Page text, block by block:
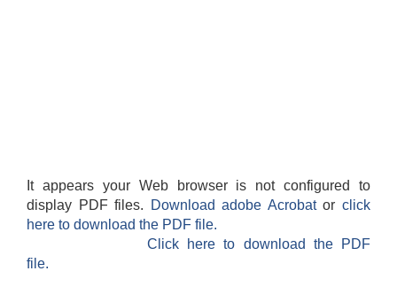
It appears your Web browser is not configured to
display PDF files.
Download adobe Acrobatorclick
here to download the PDF file.
Click here to download the PDF
file.